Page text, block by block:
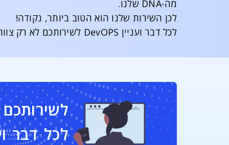
מה-DNA שלנו.
לכן השירות שלנו הוא הטוב ביותר, נקודה!
לכל דבר ועניין DevOPS לשירותכם לא רק צוות תמיכה טכנית, אלא גם צוות.
לכל דבר